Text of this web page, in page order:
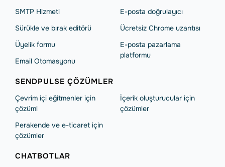
SMTP Hizmeti
Sürükle ve bırak editörü
Üyelik formu
Email Otomasyonu
E-posta doğrulayıcı
Ücretsiz Chrome uzantısı
E-posta pazarlama
platformu
SENDPULSE ÇÖZÜMLER
Çevrim içi eğitmenler için
çözüml
Perakende ve e-ticaret için
çözümler
İçerik oluşturucular için
çözümler
CHATBOTLAR